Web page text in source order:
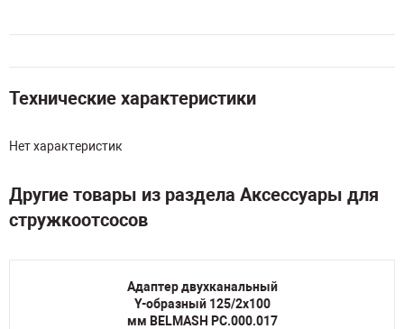
Технические характеристики
Нет характеристик
Другие товары из раздела Аксессуары для
стружкоотсосов
Адаптер двухканальный
Y-образный 125/2х100
мм BELMASH PC.000.017